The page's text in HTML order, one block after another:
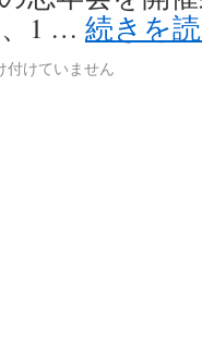
1 … 続きを
付けていません